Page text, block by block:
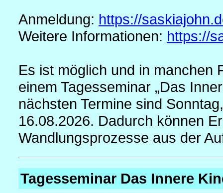
Anmeldung: https://
Weitere Informationen: https://
Es ist möglich und in manchen
einem Tagesseminar „Das
nächsten Termine sind
16.08.2026. Dadurch können
Wandlungsprozesse aus der
Tagesseminar Das Innere